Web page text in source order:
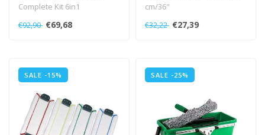
Complete Kit 6in1
€92,90 €69,68
cm/36"
€32,22 €27,39
SALE -15% SALE -25%